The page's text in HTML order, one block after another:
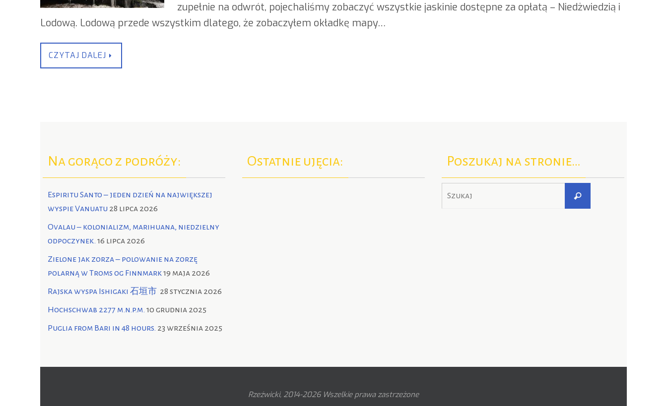
zupełnie na odwrót, pojechaliśmy zobaczyć wszystkie jaskinie dostępne za opłatą – Niedżwiedzią i
Lodową. Lodową przede wszystkim dlatego, że zobaczyłem okładkę mapy…
CZYTAJ DALEJ
Na gorąco z podróży:
Espiritu Santo – jeden dzień na największej
wyspie Vanuatu 28 lipca 2026
Ovalau – kolonializm, marihuana, niedzielny
odpoczynek. 16 lipca 2026
Zielone jak zorza – polowanie na zorzę
polarną w Troms og Finnmark19 maja 2026
Rajska wyspa Ishigaki 石垣市 28 stycznia 2026
Hochschwab 2277 m.n.p.m. 10 grudnia 2025
Puglia from Bari in 48 hours. 23 września 2025
Ostatnie ujęcia: Poszukaj na stronie…
Szukaj
Rzeźwicki, 2014-2026 Wszelkie prawa zastrzeżone